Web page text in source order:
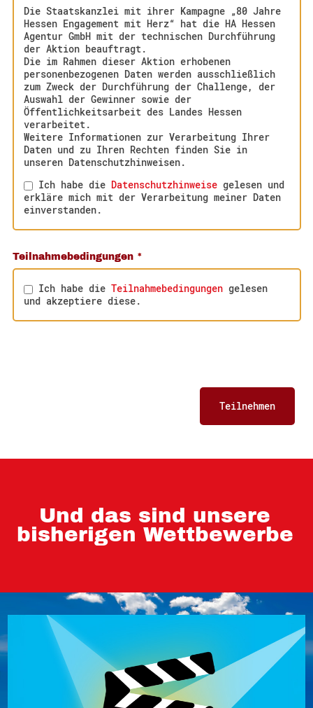
Die Staatskanzlei mit ihrer Kampagne „80 Jahre
Hessen Engagement mit Herz“ hat die HA Hessen
Agentur GmbH mit der technischen Durchführung
der Aktion beauftragt.
Die im Rahmen dieser Aktion erhobenen
personenbezogenen Daten werden ausschließlich
zum Zweck der Durchführung der Challenge, der
Auswahl der Gewinner sowie der
Öffentlichkeitsarbeit des Landes Hessen
verarbeitet.
Weitere Informationen zur Verarbeitung Ihrer
Daten und zu Ihren Rechten finden Sie in
unseren Datenschutzhinweisen.
Ich habe die Datenschutzhinweise gelesen und
erkläre mich mit der Verarbeitung meiner Daten
einverstanden.
Teilnahmebedingungen *
Ich habe dieTeilnahmebedingungen gelesen
und akzeptiere diese.
Und das sind unsere
bisherigen Wettbewerbe